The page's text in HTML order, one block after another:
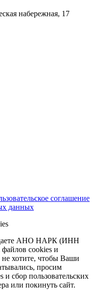
набережная, 17
соглашение
данных
даете АНО НАРК (ИНН
файлов cookies и
хотите, чтобы Ваши
просим
и сбор пользовательских
или покинуть сайт.